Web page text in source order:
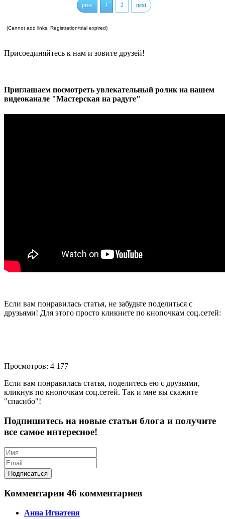
prev 1 2 next
(Cannot add links. Registration/trial expired)
Присоединяйтесь к нам и зовите друзей!
Приглашаем посмотреть увлекательный ролик на нашем
видеоканале "Мастерская на радуге"
Если вам понравилась статья, не забудьте поделиться с
друзьями! Для этого просто кликните по кнопочкам соц.сетей:
Просмотров: 4 177
Если вам понравилась статья, поделитесь ею с друзьями,
кликнув по кнопочкам соц.сетей. Так и мне вы скажите
"спасибо"!
Подпишитесь на новые статьи блога и получите
все самое интересное!
Комментарии 46 комментариев
Анна Игнатеня